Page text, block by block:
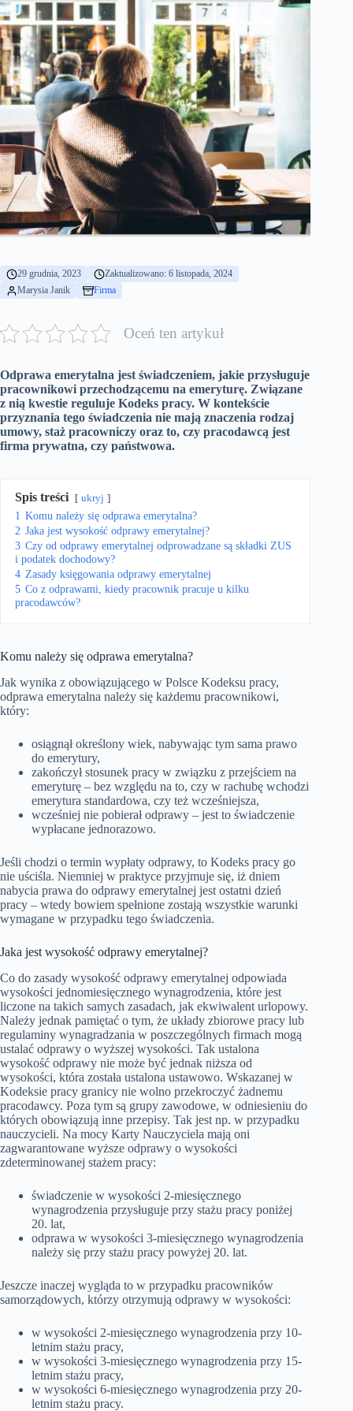
29 grudnia, 2023
Zaktualizowano: 6 listopada, 2024
Marysia Janik
Firma
Oceń ten artykuł
Odprawa emerytalna jest świadczeniem, jakie przysługuje
pracownikowi przechodzącemu na emeryturę. Związane
z nią kwestie reguluje Kodeks pracy. W kontekście
przyznania tego świadczenia nie mają znaczenia rodzaj
umowy, staż pracowniczy oraz to, czy pracodawcą jest
firma prywatna, czy państwowa.
Spis treści ukryj
1 Komu należy się odprawa emerytalna?
2 Jaka jest wysokość odprawy emerytalnej?
3 Czy od odprawy emerytalnej odprowadzane są składki ZUS
i podatek dochodowy?
4 Zasady księgowania odprawy emerytalnej
5 Co z odprawami, kiedy pracownik pracuje u kilku
pracodawców?
Komu należy się odprawa emerytalna?
Jak wynika z obowiązującego w Polsce Kodeksu pracy,
odprawa emerytalna należy się każdemu pracownikowi,
który:
osiągnął określony wiek, nabywając tym sama prawo
do emerytury,
zakończył stosunek pracy w związku z przejściem na
emeryturę – bez względu na to, czy w rachubę wchodzi
emerytura standardowa, czy też wcześniejsza,
wcześniej nie pobierał odprawy – jest to świadczenie
wypłacane jednorazowo.
Jeśli chodzi o termin wypłaty odprawy, to Kodeks pracy go
nie uściśla. Niemniej w praktyce przyjmuje się, iż dniem
nabycia prawa do odprawy emerytalnej jest ostatni dzień
pracy – wtedy bowiem spełnione zostają wszystkie warunki
wymagane w przypadku tego świadczenia.
Jaka jest wysokość odprawy emerytalnej?
Co do zasady wysokość odprawy emerytalnej odpowiada
wysokości jednomiesięcznego wynagrodzenia, które jest
liczone na takich samych zasadach, jak ekwiwalent urlopowy.
Należy jednak pamiętać o tym, że układy zbiorowe pracy lub
regulaminy wynagradzania w poszczególnych firmach mogą
ustalać odprawy o wyższej wysokości. Tak ustalona
wysokość odprawy nie może być jednak niższa od
wysokości, która została ustalona ustawowo. Wskazanej w
Kodeksie pracy granicy nie wolno przekroczyć żadnemu
pracodawcy. Poza tym są grupy zawodowe, w odniesieniu do
których obowiązują inne przepisy. Tak jest np. w przypadku
nauczycieli. Na mocy Karty Nauczyciela mają oni
zagwarantowane wyższe odprawy o wysokości
zdeterminowanej stażem pracy:
świadczenie w wysokości 2-miesięcznego
wynagrodzenia przysługuje przy stażu pracy poniżej
20. lat,
odprawa w wysokości 3-miesięcznego wynagrodzenia
należy się przy stażu pracy powyżej 20. lat.
Jeszcze inaczej wygląda to w przypadku pracowników
samorządowych, którzy otrzymują odprawy w wysokości:
w wysokości 2-miesięcznego wynagrodzenia przy 10-
letnim stażu pracy,
w wysokości 3-miesięcznego wynagrodzenia przy 15-
letnim stażu pracy,
w wysokości 6-miesięcznego wynagrodzenia przy 20-
letnim stażu pracy.